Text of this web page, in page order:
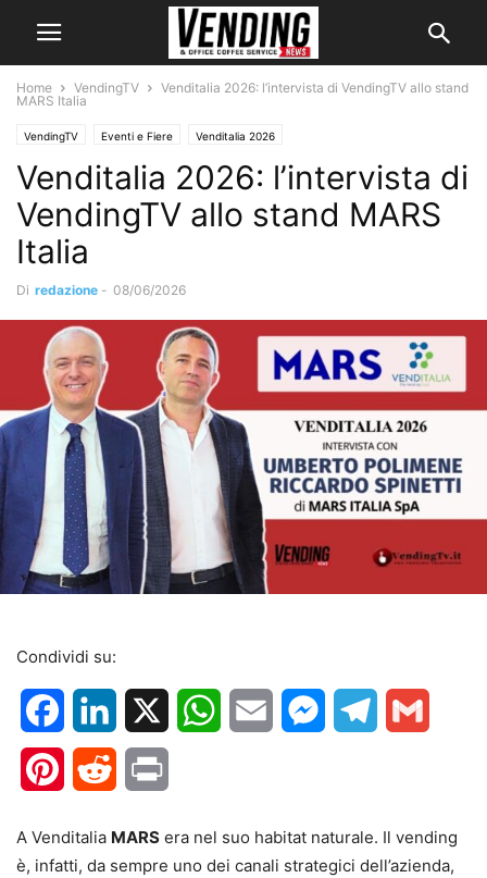
Home VendingTV
Venditalia 2026: l’intervista di VendingTV allo stand
MARS Italia
VendingTV Eventi e Fiere Venditalia 2026
Venditalia 2026: l’intervista di
VendingTV allo stand MARS
Italia
Di redazione - 08/06/2026
Condividi su:
FacebookLinkedIn WhatsApp
Email MessengerTelegram
PinterestReddit
A Venditalia MARS era nel suo habitat naturale. Il vending
è, infatti, da sempre uno dei canali strategici dell’azienda,